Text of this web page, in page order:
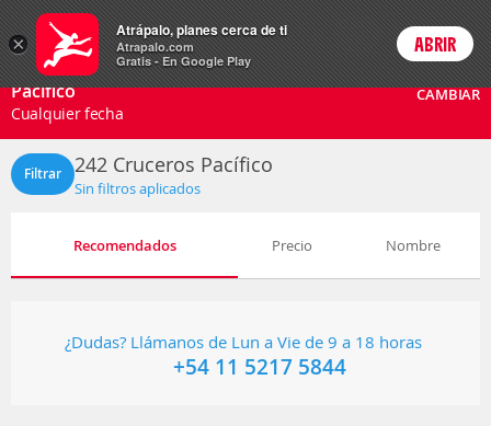
Cruceros Precios enPeso
ARSCambiar moneda
Login
Pacífico
Cualquier fecha
CAMBIAR
Filtrar 242 Cruceros Pacífico
Sin filtros aplicados
Recomendados Precio Nombre
¿Dudas? Llámanos de Lun a Vie de 9 a 18 horas
+54 11 5217 5844
×
Atrápalo, planes cerca de ti
Atrapalo.com
Gratis - En Google Play
ABRIR